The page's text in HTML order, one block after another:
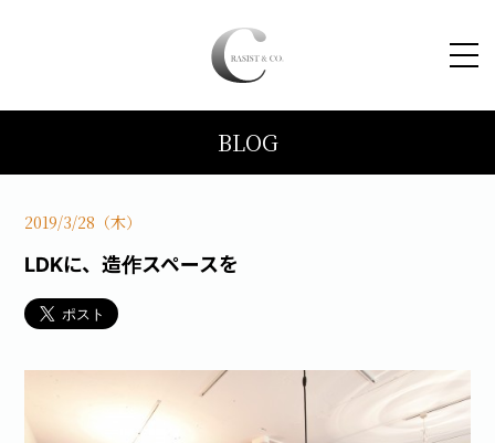
コンセプト
BLOG
2019/3/28（木）
LDKに、造作スペースを